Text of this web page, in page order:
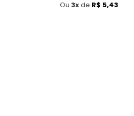
normal
Ou 3xde R$ 5,43